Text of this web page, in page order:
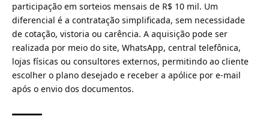
participação em sorteios mensais de R$ 10 mil. Um
diferencial é a contratação simplificada, sem necessidade
de cotação, vistoria ou carência. A aquisição pode ser
realizada por meio do site, WhatsApp, central telefônica,
lojas físicas ou consultores externos, permitindo ao cliente
escolher o plano desejado e receber a apólice por e-mail
após o envio dos documentos.